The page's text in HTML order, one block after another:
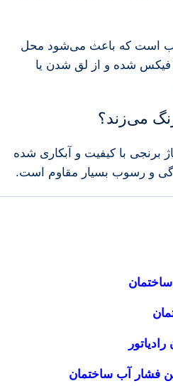
است که باعث می‌شود محل
فیکس شده و از لق شدن یا
می‌زند؟
برنجی با کیفیت و آبکاری شده
و رسوب بسیار مقاوم است.
فشار آب ساختمان